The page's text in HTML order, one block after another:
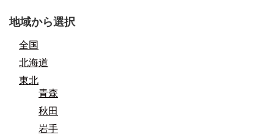
地域から選択
全国
北海道
東北
青森
秋田
岩手